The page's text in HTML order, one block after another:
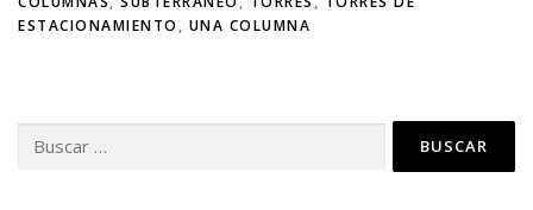
ESTACIONAMIENTO, UNA COLUMNA